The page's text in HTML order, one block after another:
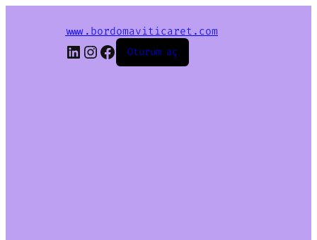
www.bordomaviticaret.com
LinkedIn
Instagram
Facebook
Oturum aç